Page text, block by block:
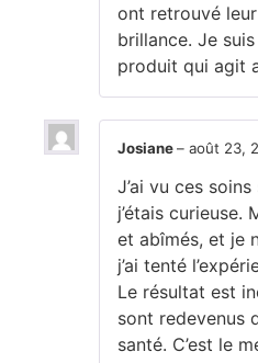
ont retrouvé
brillance. Je
produit qui agit
Josiane– août 23,
J’ai vu ces
j’étais curieuse.
et abîmés, et je
j’ai tenté
Le résultat est
sont redevenus
santé. C’est le